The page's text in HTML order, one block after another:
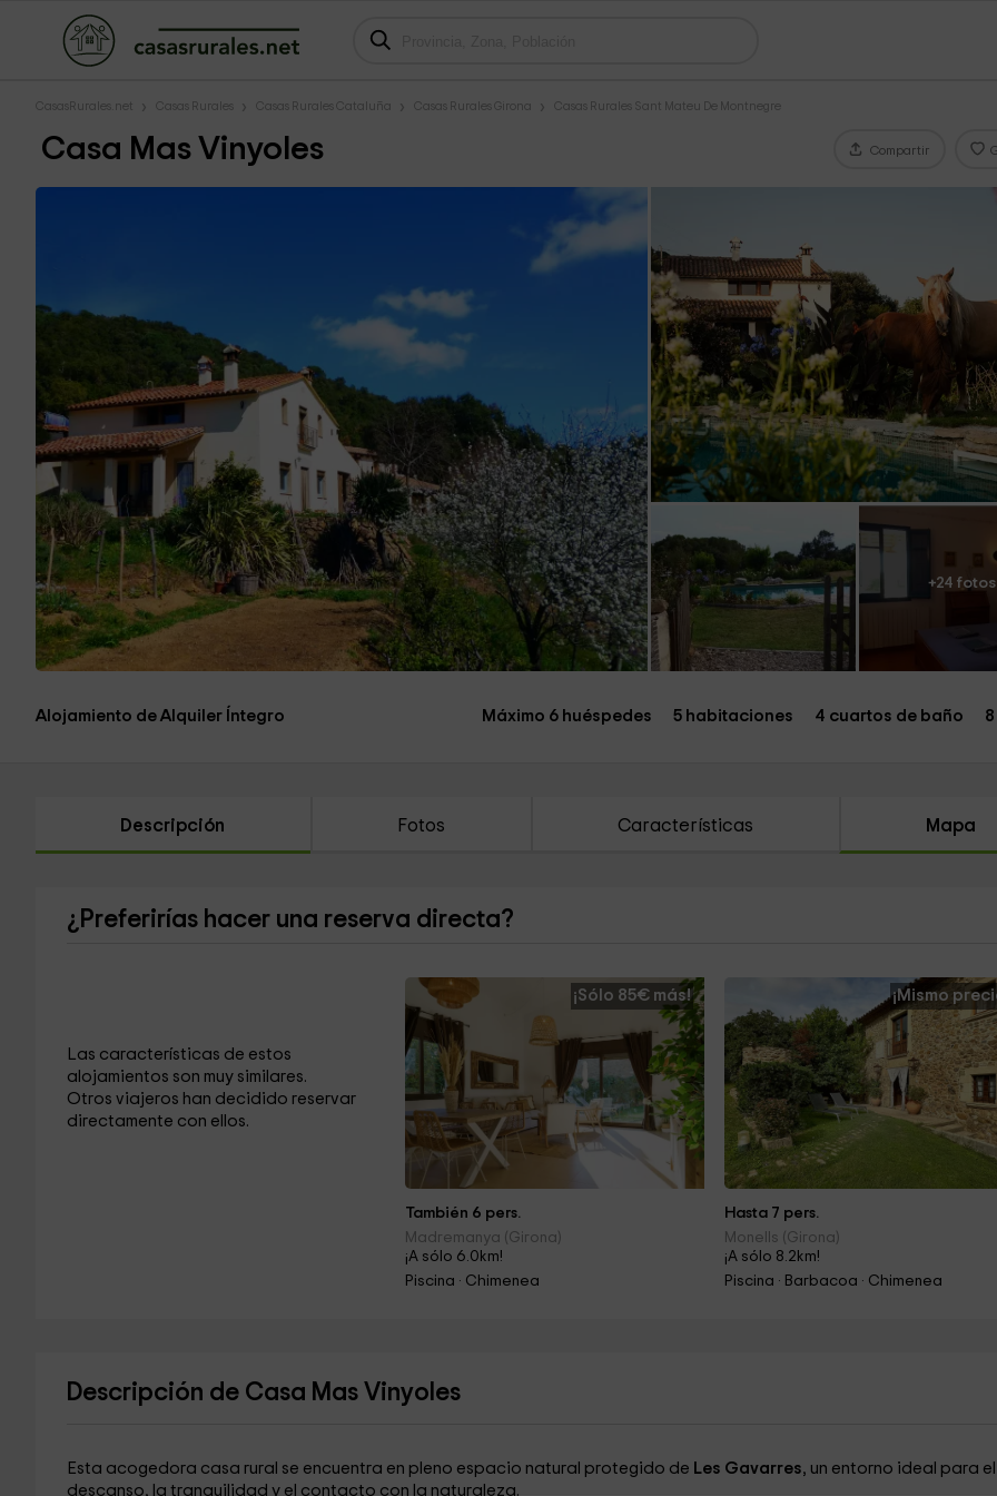
CasasRurales.net Casas Rurales Casas Rurales Cataluña Casas Rurales Girona Casas Rurales Sant Mateu De Montnegre
Casa Mas Vinyoles Compartir
+24 fotos
Alojamiento de Alquiler Íntegro Máximo 6 huéspedes 5 habitaciones 4 cuartos de baño
Descripción Fotos Características Mapa
¿Preferirías hacer una reserva directa?
Las características de estos
alojamientos son muy similares.
Otros viajeros han decidido reservar
directamente con ellos.
¡Sólo 85€ más!
También 6 pers.
Madremanya (Girona)
¡A sólo 6.0km!
Piscina · Chimenea
¡Mismo
Hasta 7 pers.
Monells (Girona)
¡A sólo 8.2km!
Piscina · Barbacoa · Chimenea
Descripción de Casa Mas Vinyoles
Esta acogedora casa rural se encuentra en pleno espacio natural protegido de Les Gavarres, un entorno ideal para el
descanso, la tranquilidad y el contacto con la naturaleza.